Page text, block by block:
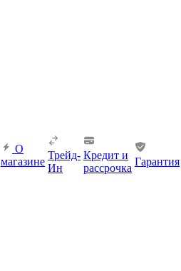
О
магазине
Трейд-
Ин
Кредит и
рассрочка
Гарантия